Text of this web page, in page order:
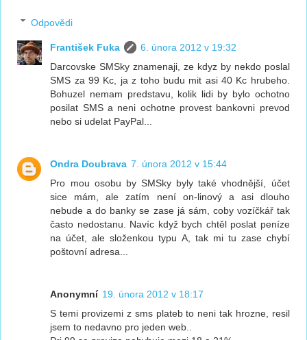
Odpovědi
František Fuka
6. února 2012 v 19:32
Darcovske SMSky znamenaji, ze kdyz by nekdo poslal
SMS za 99 Kc, ja z toho budu mit asi 40 Kc hrubeho.
Bohuzel nemam predstavu, kolik lidi by bylo ochotno
posilat SMS a neni ochotne provest bankovni prevod
nebo si udelat PayPal...
Ondra Doubrava 7. února 2012 v 15:44
Pro mou osobu by SMSky byly také vhodnější, účet
sice mám, ale zatím není on-linový a asi dlouho
nebude a do banky se zase já sám, coby vozíčkář tak
často nedostanu. Navíc když bych chtěl poslat peníze
na účet, ale složenkou typu A, tak mi tu zase chybí
poštovní adresa...
Anonymní 19. února 2012 v 18:17
S temi provizemi z sms plateb to neni tak hrozne, resil
jsem to nedavno pro jeden web..